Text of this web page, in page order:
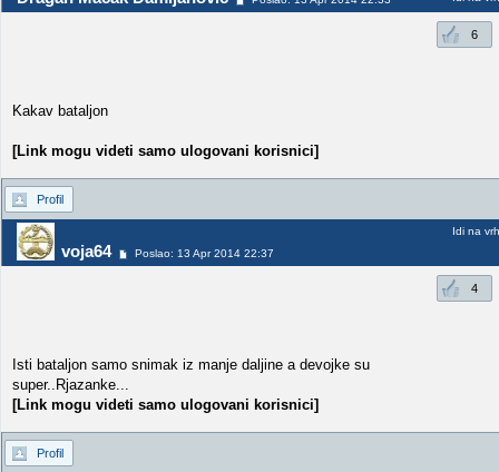
6
Kakav bataljon
[Link mogu videti samo ulogovani korisnici]
Profil
voja64 Poslao: 13 Apr 2014 22:37
Idi na vrh
4
Isti bataljon samo snimak iz manje daljine a devojke su
super..Rjazanke...
[Link mogu videti samo ulogovani korisnici]
Profil